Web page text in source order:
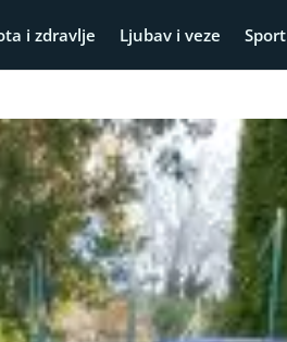
i zdravlje Ljubav i veze Sport